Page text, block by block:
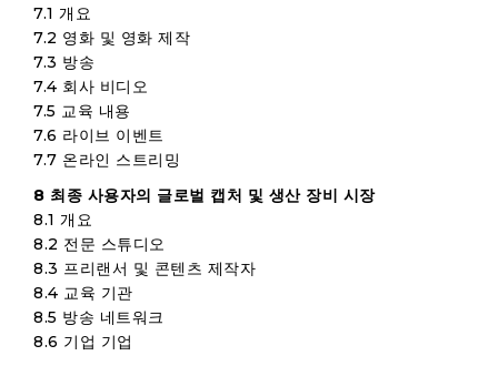
7.1 개요
7.2 영화 및 영화 제작
7.3 방송
7.4 회사 비디오
7.5 교육 내용
7.6 라이브 이벤트
7.7 온라인 스트리밍
8 최종 사용자의 글로벌 캡처 및 생산 장비 시장
8.1 개요
8.2 전문 스튜디오
8.3 프리랜서 및 콘텐츠 제작자
8.4 교육 기관
8.5 방송 네트워크
8.6 기업 기업